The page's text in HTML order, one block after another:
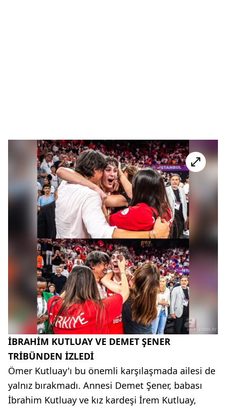
İBRAHİM KUTLUAY VE DEMET ŞENER
TRİBÜNDEN İZLEDİ
Ömer Kutluay'ı bu önemli karşılaşmada ailesi de
yalnız bırakmadı. Annesi Demet Şener, babası
İbrahim Kutluay ve kız kardeşi İrem Kutluay,